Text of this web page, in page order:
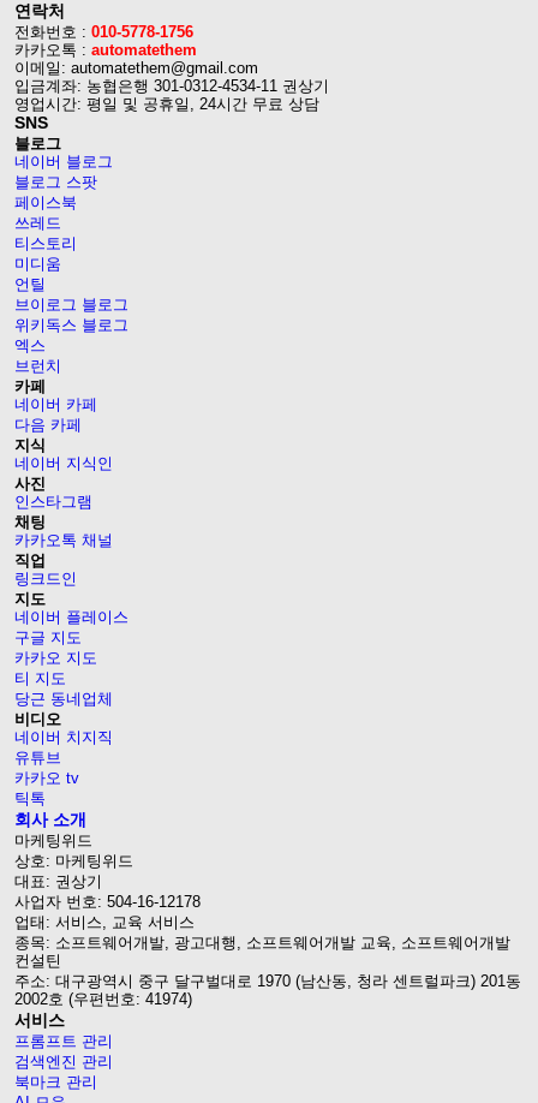
연락처
전화번호 : 010-5778-1756
카카오톡 : automatethem
이메일: automatethem@gmail.com
입금계좌: 농협은행 301-0312-4534-11 권상기
영업시간: 평일 및 공휴일, 24시간 무료 상담
SNS
블로그
네이버 블로그
블로그 스팟
페이스북
쓰레드
티스토리
미디움
언틸
브이로그 블로그
위키독스 블로그
엑스
브런치
카페
네이버 카페
다음 카페
지식
네이버 지식인
사진
인스타그램
채팅
카카오톡 채널
직업
링크드인
지도
네이버 플레이스
구글 지도
카카오 지도
티 지도
당근 동네업체
비디오
네이버 치지직
유튜브
카카오 tv
틱톡
회사 소개
마케팅위드
상호: 마케팅위드
대표: 권상기
사업자 번호: 504-16-12178
업태: 서비스, 교육 서비스
종목: 소프트웨어개발, 광고대행, 소프트웨어개발 교육, 소프트웨어개발
컨설틴
주소: 대구광역시 중구 달구벌대로 1970 (남산동, 청라 센트럴파크) 201동
2002호 (우편번호: 41974)
서비스
프롬프트 관리
검색엔진 관리
북마크 관리